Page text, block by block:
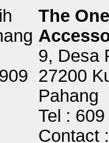
The
9, Desa
27200
Pahang
Tel :
Contact